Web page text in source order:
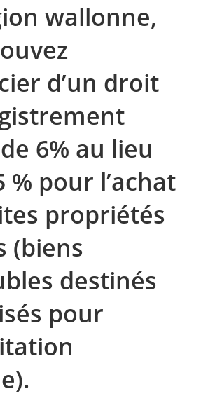
wallonne,
d’un droit
6% au lieu
% pour l’achat
propriétés
(biens
destinés
pour